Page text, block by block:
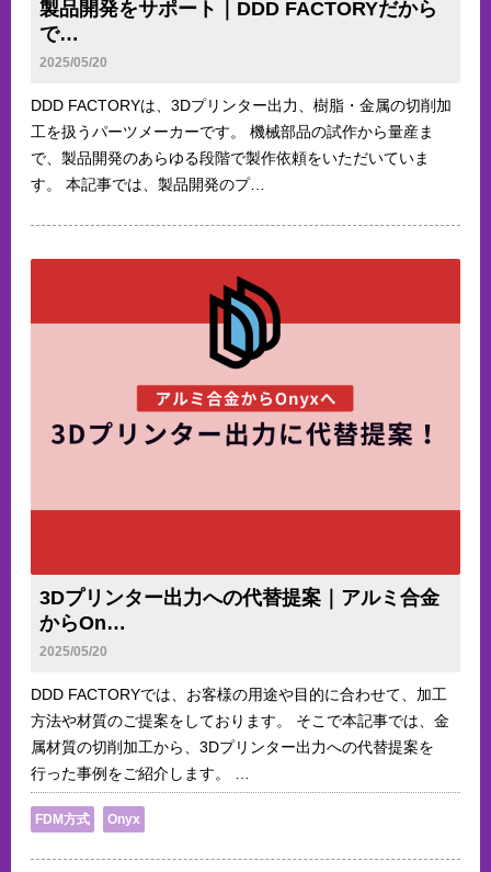
製品開発をサポート｜DDD FACTORYだから
で…
2025/05/20
DDD FACTORYは、3Dプリンター出力、樹脂・金属の切削加
工を扱うパーツメーカーです。 機械部品の試作から量産ま
で、製品開発のあらゆる段階で製作依頼をいただいていま
す。 本記事では、製品開発のプ…
3Dプリンター出力への代替提案｜アルミ合金
からOn…
2025/05/20
DDD FACTORYでは、お客様の用途や目的に合わせて、加工
方法や材質のご提案をしております。 そこで本記事では、金
属材質の切削加工から、3Dプリンター出力への代替提案を
行った事例をご紹介します。 …
FDM方式 Onyx